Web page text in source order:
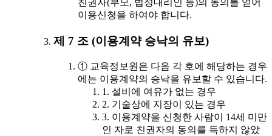
친권자(부모, 법정대리인 등)의 동의를 얻어
이용신청을 하여야 합니다.
제 7 조 (이용계약 승낙의 유보)
① 교육정보원은 다음 각 호에 해당하는 경우
에는 이용계약의 승낙을 유보할 수 있습니다.
1. 설비에 여유가 없는 경우
2. 기술상에 지장이 있는 경우
3. 이용계약을 신청한 사람이 14세 미만
인 자로 친권자의 동의를 득하지 않았